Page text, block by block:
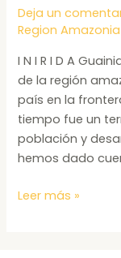
Deja un
Region Amazonia
I N I R I D A
de la región
país en la
tiempo fue un
población y
hemos dado
Leer más »